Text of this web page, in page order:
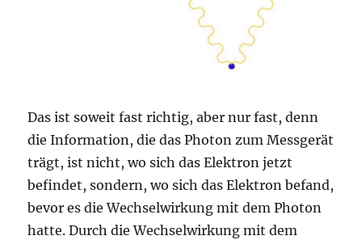
Das ist soweit fast richtig, aber nur fast, denn
die Information, die das Photon zum Messgerät
trägt, ist nicht, wo sich das Elektron jetzt
befindet, sondern, wo sich das Elektron befand,
bevor es die Wechselwirkung mit dem Photon
hatte. Durch die Wechselwirkung mit dem